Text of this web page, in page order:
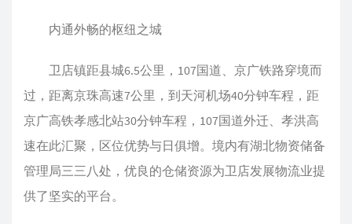
内通外畅的枢纽之城
卫店镇距县城6.5公里，107国道、京广铁路穿境而
过，距离京珠高速7公里，到天河机场40分钟车程，距
京广高铁孝感北站30分钟车程，107国道外迁、孝洪高
速在此汇聚，区位优势与日俱增。境内有湖北物资储备
管理局三三八处，优良的仓储资源为卫店发展物流业提
供了坚实的平台。